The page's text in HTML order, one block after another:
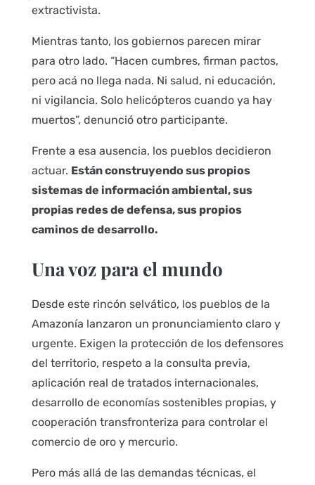
extractivista.
Mientras tanto, los gobiernos parecen mirar
para otro lado. “Hacen cumbres, firman pactos,
pero acá no llega nada. Ni salud, ni educación,
ni vigilancia. Solo helicópteros cuando ya hay
muertos”, denunció otro participante.
Frente a esa ausencia, los pueblos decidieron
actuar. Están construyendo sus propios
sistemas de información ambiental, sus
propias redes de defensa, sus propios
caminos de desarrollo.
Una voz para el mundo
Desde este rincón selvático, los pueblos de la
Amazonía lanzaron un pronunciamiento claro y
urgente. Exigen la protección de los defensores
del territorio, respeto a la consulta previa,
aplicación real de tratados internacionales,
desarrollo de economías sostenibles propias, y
cooperación transfronteriza para controlar el
comercio de oro y mercurio.
Pero más allá de las demandas técnicas, el